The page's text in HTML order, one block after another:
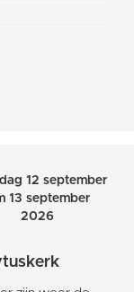
12 september
13 september
2026